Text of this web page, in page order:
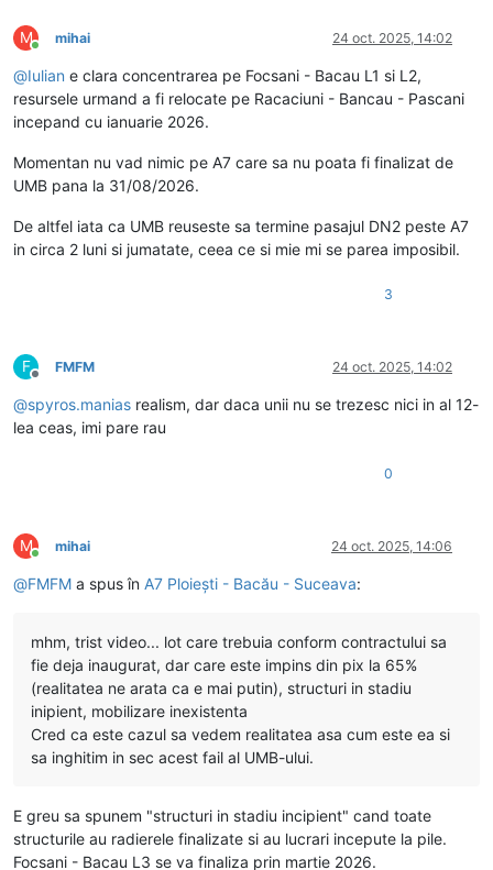
M
Conectat
mihai 24 oct. 2025, 14:02
@Iulian e clara concentrarea pe Focsani - Bacau L1 si L2,
resursele urmand a fi relocate pe Racaciuni - Bancau - Pascani
incepand cu ianuarie 2026.
Momentan nu vad nimic pe A7 care sa nu poata fi finalizat de
UMB pana la 31/08/2026.
De altfel iata ca UMB reuseste sa termine pasajul DN2 peste A7
in circa 2 luni si jumatate, ceea ce si mie mi se parea imposibil.
3
F
Deconectat
FMFM 24 oct. 2025, 14:02
@spyros.manias realism, dar daca unii nu se trezesc nici in al 12-
lea ceas, imi pare rau
0
M
Conectat
mihai 24 oct. 2025, 14:06
@FMFM a spus în A7 Ploiești - Bacău - Suceava:
mhm, trist video... lot care trebuia conform contractului sa
fie deja inaugurat, dar care este impins din pix la 65%
(realitatea ne arata ca e mai putin), structuri in stadiu
inipient, mobilizare inexistenta
Cred ca este cazul sa vedem realitatea asa cum este ea si
sa inghitim in sec acest fail al UMB-ului.
E greu sa spunem "structuri in stadiu incipient" cand toate
structurile au radierele finalizate si au lucrari incepute la pile.
Focsani - Bacau L3 se va finaliza prin martie 2026.